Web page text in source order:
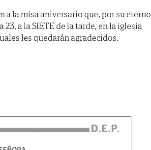
a la misa aniversario que, por su eterno
23, a la SIETE de la tarde, en la iglesia
les quedarán agradecidos.